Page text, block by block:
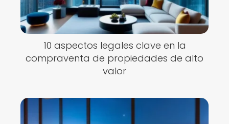
10 aspectos legales clave en la
compraventa de propiedades de alto
valor